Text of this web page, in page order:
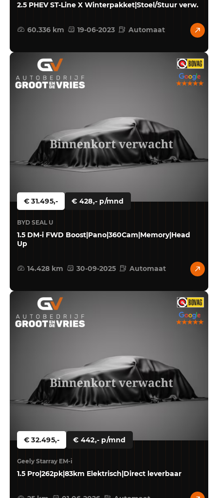
2.5 PHEV ST-Line X Winterpakket|Stoel/Stuur verw.
60.336 km 19-06-2023 Automaat
€ 31.495,- € 428,- p/mnd
BYD SEAL U
1.5 DM-i FWD Boost|Pano|360Cam|Memory|Head
Up
14.428 km 30-09-2025 Automaat
€ 32.495,- € 442,- p/mnd
Geely Starray EM-i
1.5 Pro|262pk|83km Elektrisch|Direct leverbaar